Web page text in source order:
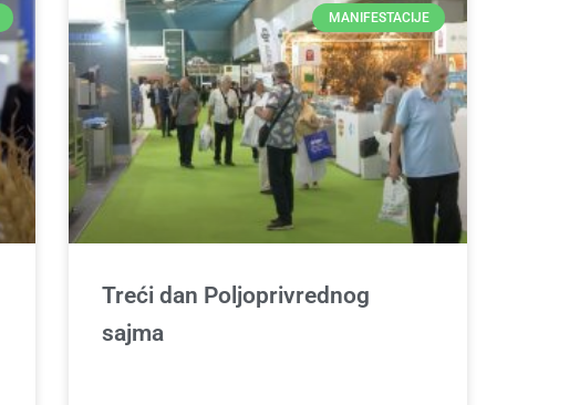
MANIFESTACIJE
Treći dan Poljoprivrednog
sajma